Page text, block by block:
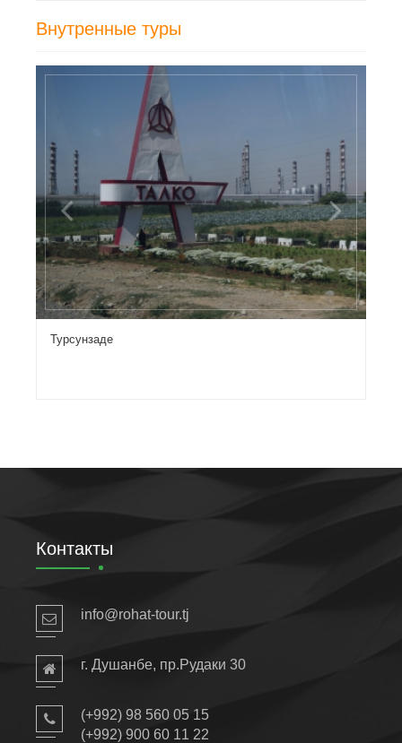
Внутренные туры
Турсунзаде
Previous Next
Контакты
info@rohat-tour.tj
г. Душанбе, пр.Рудаки 30
(+992) 98 560 05 15
(+992) ‎900 60 11 22